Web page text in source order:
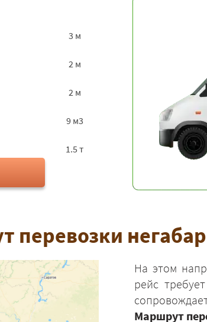
3 м
2 м
2 м
9 м3
1.5 т
перевозки
На этом
рейс
Маршрут